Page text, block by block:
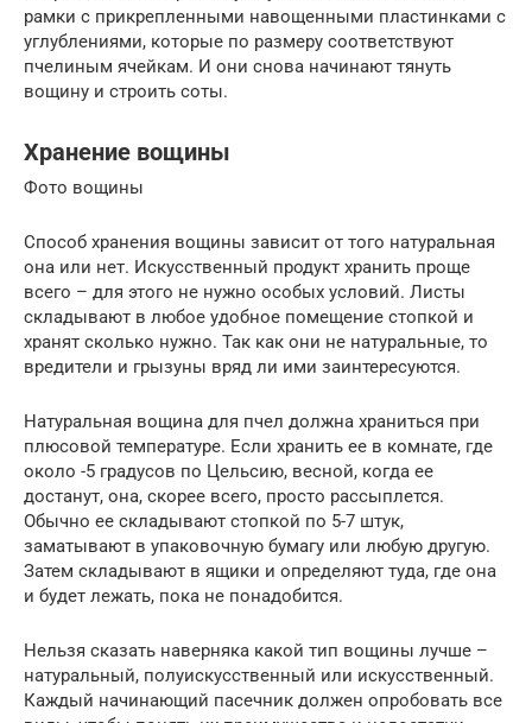
рамки с прикрепленными навощенными пластинками с
углублениями, которые по размеру соответствуют
пчелиным ячейкам. И они снова начинают тянуть
вощину и строить соты.
Хранение вощины
Фото вощины
Способ хранения вощины зависит от того натуральная
она или нет. Искусственный продукт хранить проще
всего – для этого не нужно особых условий. Листы
складывают в любое удобное помещение стопкой и
хранят сколько нужно. Так как они не натуральные, то
вредители и грызуны вряд ли ими заинтересуются.
Натуральная вощина для пчел должна храниться при
плюсовой температуре. Если хранить ее в комнате, где
около -5 градусов по Цельсию, весной, когда ее
достанут, она, скорее всего, просто рассыплется.
Обычно ее складывают стопкой по 5-7 штук,
заматывают в упаковочную бумагу или любую другую.
Затем складывают в ящики и определяют туда, где она
и будет лежать, пока не понадобится.
Нельзя сказать наверняка какой тип вощины лучше –
натуральный, полуискусственный или искусственный.
Каждый начинающий пасечник должен опробовать все